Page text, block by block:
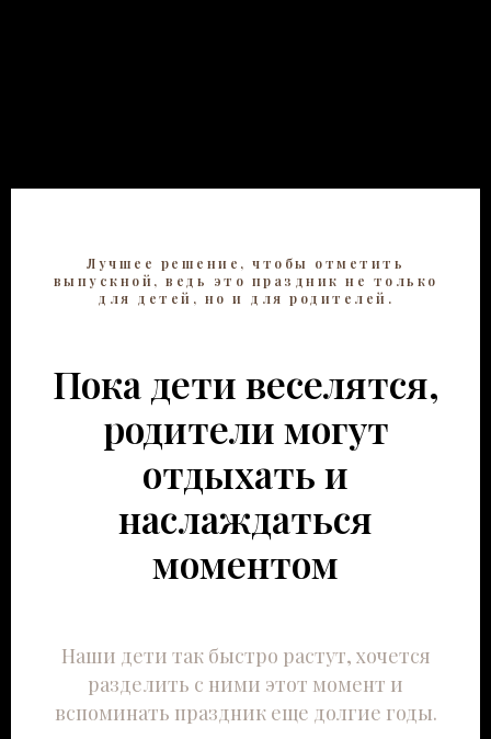
Лучшее решение, чтобы отметить
выпускной, ведь это праздник не только
для детей, но и для родителей.
Пока дети веселятся,
родители могут
отдыхать и
наслаждаться
моментом
Наши дети так быстро растут, хочется
разделить с ними этот момент и
вспоминать праздник еще долгие годы.